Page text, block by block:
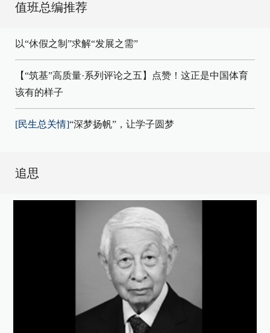
值班总编推荐
以“休假之制”求解“发展之需”
【“筑基”高质量·系列评论之五】点赞！这正是中国体育
该有的样子
[民生总关情]“深梦扬帆”，让学子圆梦
追思